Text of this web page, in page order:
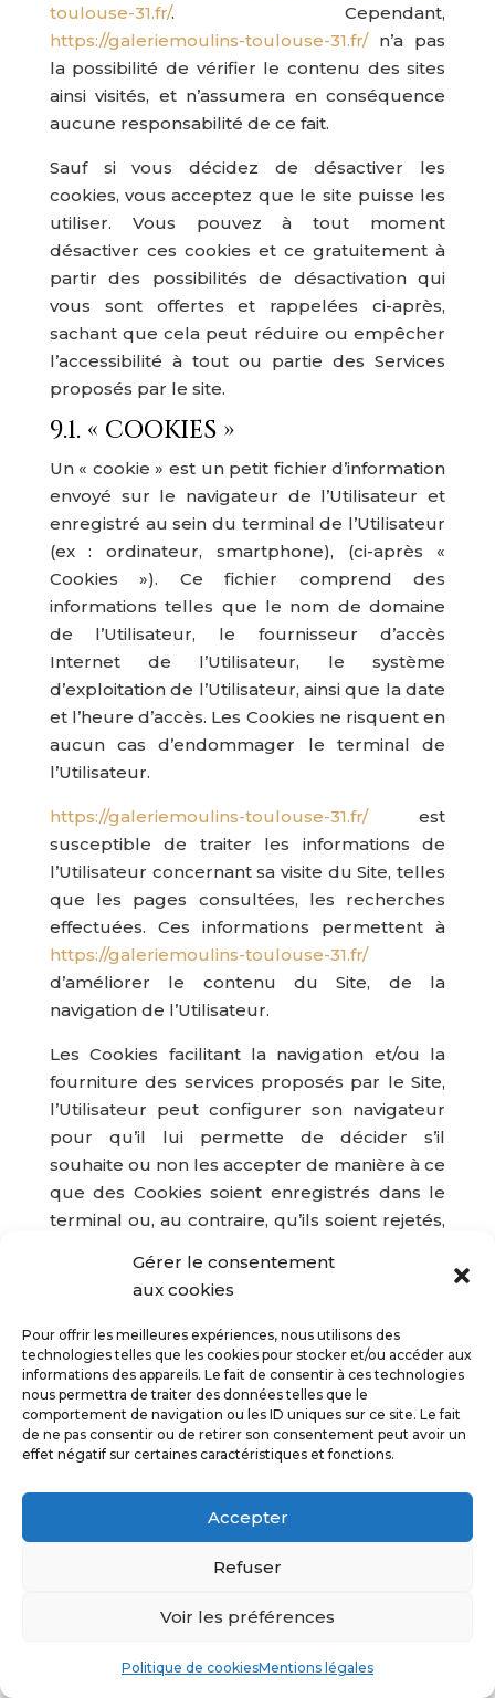
Gérer le consentement
aux cookies
Pour offrir les meilleures expériences, nous utilisons des
technologies telles que les cookies pour stocker et/ou accéder aux
informations des appareils. Le fait de consentir à ces technologies
nous permettra de traiter des données telles que le
comportement de navigation ou les ID uniques sur ce site. Le fait
de ne pas consentir ou de retirer son consentement peut avoir un
effet négatif sur certaines caractéristiques et fonctions.
Accepter
Refuser
Voir les préférences
Politique de cookiesMentions légales
toulouse-31.fr/. Cependant,
https://galeriemoulins-toulouse-31.fr/n’a pas
la possibilité de vérifier le contenu des sites
ainsi visités, et n’assumera en conséquence
aucune responsabilité de ce fait.
Sauf si vous décidez de désactiver les
cookies, vous acceptez que le site puisse les
utiliser. Vous pouvez à tout moment
désactiver ces cookies et ce gratuitement à
partir des possibilités de désactivation qui
vous sont offertes et rappelées ci-après,
sachant que cela peut réduire ou empêcher
l’accessibilité à tout ou partie des Services
proposés par le site.
9.1. « COOKIES »
Un « cookie » est un petit fichier d’information
envoyé sur le navigateur de l’Utilisateur et
enregistré au sein du terminal de l’Utilisateur
(ex : ordinateur, smartphone), (ci-après «
Cookies »). Ce fichier comprend des
informations telles que le nom de domaine
de l’Utilisateur, le fournisseur d’accès
Internet de l’Utilisateur, le système
d’exploitation de l’Utilisateur, ainsi que la date
et l’heure d’accès. Les Cookies ne risquent en
aucun cas d’endommager le terminal de
l’Utilisateur.
https://galeriemoulins-toulouse-31.fr/est
susceptible de traiter les informations de
l’Utilisateur concernant sa visite du Site, telles
que les pages consultées, les recherches
effectuées. Ces informations permettent à
https://galeriemoulins-toulouse-31.fr/
d’améliorer le contenu du Site, de la
navigation de l’Utilisateur.
Les Cookies facilitant la navigation et/ou la
fourniture des services proposés par le Site,
l’Utilisateur peut configurer son navigateur
pour qu’il lui permette de décider s’il
souhaite ou non les accepter de manière à ce
que des Cookies soient enregistrés dans le
terminal ou, au contraire, qu’ils soient rejetés,
émetteur. L’Utilisateur peut également
configurer son logiciel de navigation de
manière à ce que l’acceptation ou le refus
des Cookies lui soient proposés
ponctuellement, avant qu’un Cookie soit
susceptible d’être enregistré dans son
terminal.https://galeriemoulins-toulouse-
31.fr/
informe l’Utilisateur que, dans ce cas, il
se peut que les fonctionnalités de son logiciel
de navigation ne soient pas toutes
Cookies dans son terminal ou son navigateur,
enregistrés, l’Utilisateur est informé que sa